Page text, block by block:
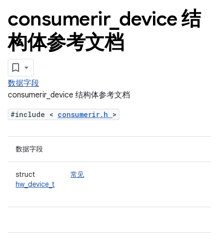
consumerir_ device 结
构体参考文档
数据字段
consumerir_device 结构体参考文档
#include < consumerir.h >
数据字段
struct
hw_device_t
常见